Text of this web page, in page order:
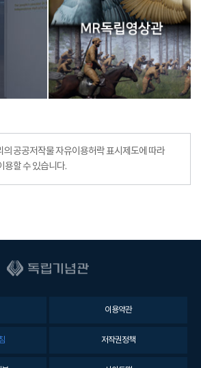
의 공공저작물 자유이용허락 표시제도에 따라
용할 수 있습니다.
이용약관
저작권정책